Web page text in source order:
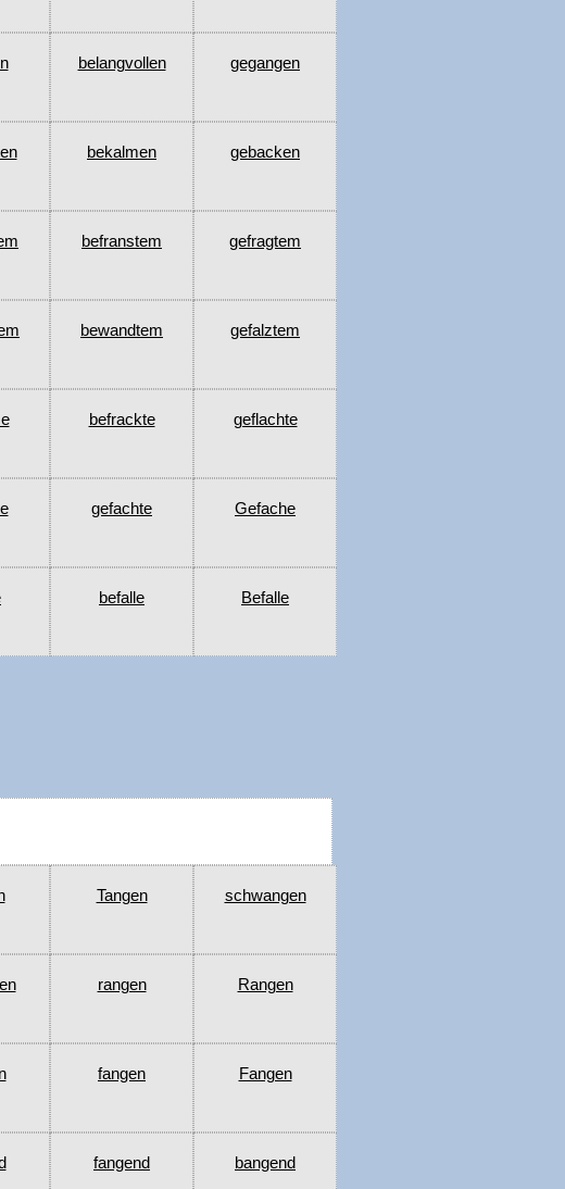
belangvollen gegangen
bekalmen gebacken
befranstem gefragtem
bewandtem gefalztem
befrackte geflachte
gefachte Gefache
befalle Befalle
Tangen schwangen
rangen Rangen
fangen Fangen
fangend bangend